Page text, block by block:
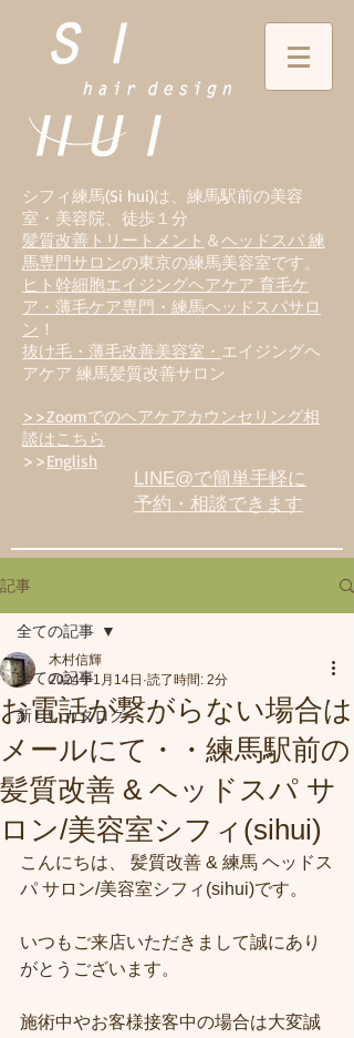
シフィ練馬(Si hui)は、 練馬駅前の美容
室・美容院、徒歩１分
髪質改善トリートメント ＆ヘッドスパ 練
馬専門サロンの東京の練馬美容室です。
ヒト幹細胞エイジングヘアケア 育毛ケ
ア・薄毛ケア専門・練馬ヘッドスパサロ
ン ！
抜け毛・薄毛改善美容室・ エイジングヘ
アケア 練馬髪質改善サロン
>>Zoomでのヘアケアカウンセリング相
談はこちら
>>English
LINE@で簡単手軽に
予約・相談できます
記事
全ての記事
新しいカタログ
全ての記事
お電話が繋がらない場合は
メールにて・・練馬駅前の
髪質改善 & ヘッドスパ サ
ロン/美容室シフィ(sihui)
木村信輝
2024年1月14日 読了時間: 2分
こんにちは、 髪質改善 & 練馬 ヘッドス
パ サロン/美容室シフィ(sihui)です。
いつもご来店いただきまして誠にあり
がとうございます。
施術中やお客様接客中の場合は大変誠